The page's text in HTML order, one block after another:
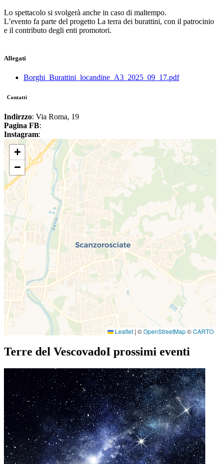
Lo spettacolo si svolgerà anche in caso di maltempo.
L’evento fa parte del progetto La terra dei burattini, con il patrocinio
e il contributo degli enti promotori.
Allegati
Borghi_Burattini_locandine_A3_2025_09_17.pdf
Contatti
Indirzzo: Via Roma, 19
Pagina FB:
Instagram:
+
−
Leaflet | ©OpenStreetMap©CARTO
Terre del VescovadoI prossimi eventi